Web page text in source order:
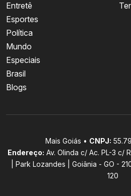
Entretê
Esportes
Política
Mundo
Especiais
Brasil
Blogs
Mais Goiás • CNPJ:
Endereço: Av. Olinda c/ Ac. PL-3 c/
| Park Lozandes | Goiânia - GO -
120